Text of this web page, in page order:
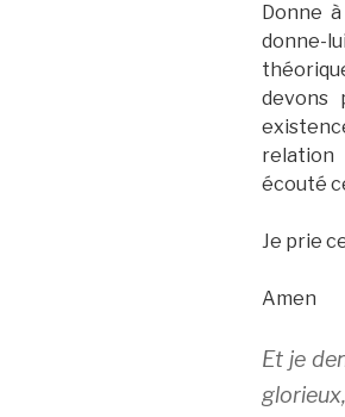
Donne
donne-
devons
relation
écouté
Je prie
Amen
Et je